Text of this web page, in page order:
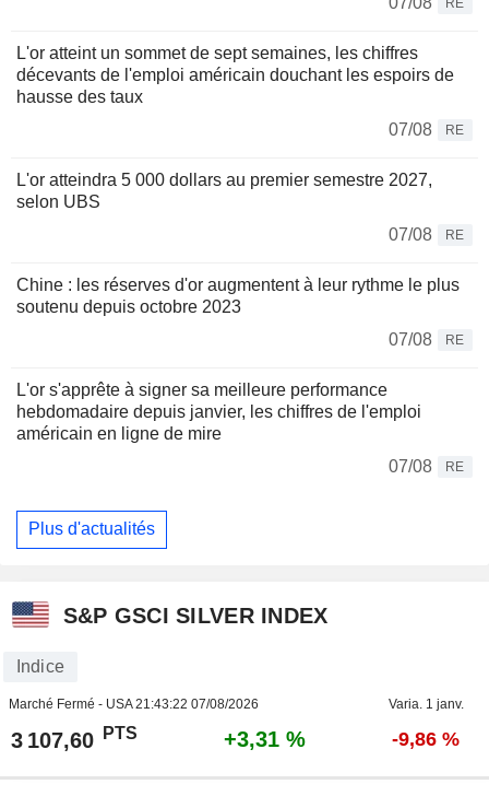
L'or atteint un sommet de sept semaines, les chiffres
décevants de l'emploi américain douchant les espoirs de
hausse des taux
07/08
RE
L'or atteindra 5 000 dollars au premier semestre 2027,
selon UBS
07/08
RE
Chine : les réserves d'or augmentent à leur rythme le plus
soutenu depuis octobre 2023
07/08
RE
L'or s'apprête à signer sa meilleure performance
hebdomadaire depuis janvier, les chiffres de l'emploi
américain en ligne de mire
07/08
RE
Plus d'actualités
S&P GSCI SILVER INDEX
Indice
Marché Fermé - USA21:43:22 07/08/2026 Varia. 1 janv.
3 107,60 PTS +3,31 % -9,86 %